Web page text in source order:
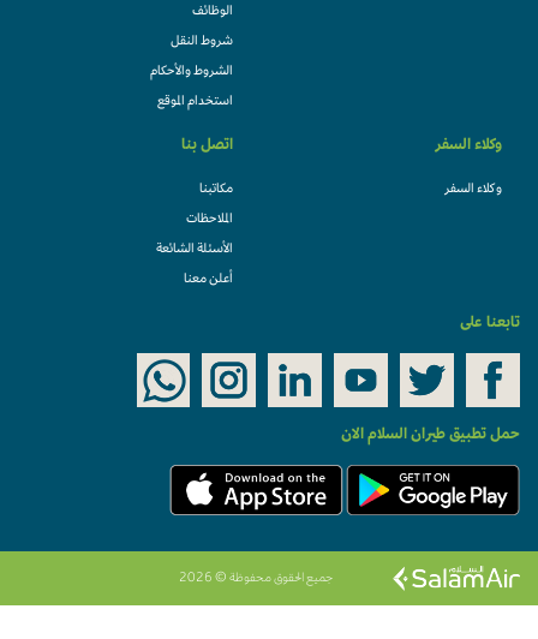
الوظائف
شروط النقل
الشروط والأحكام
استخدام الموقع
وكلاء السفر
وكلاء السفر
اتصل بنا
مكاتبنا
الملاحظات
الأسئلة الشائعة
أعلن معنا
تابعنا على
حمل تطبيق طيران السلام الان
جميع الحقوق محفوظة © 2026